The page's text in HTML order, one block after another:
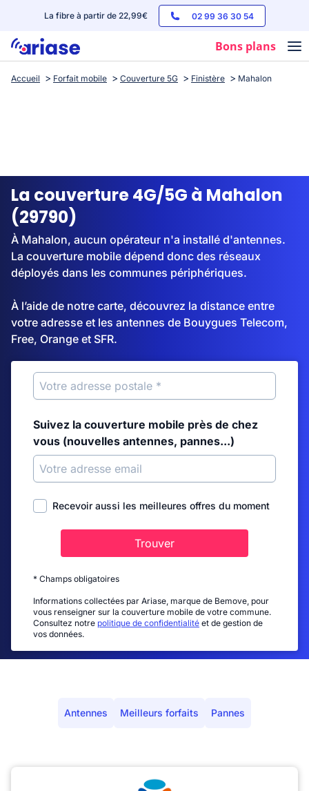
La fibre à partir de 22,99€ 02 99 36 30 54
Bons plans
Box internet
Streaming
Accueil Forfait mobile Couverture 5G Finistère Mahalon
La couverture 4G/5G à Mahalon
(29790)
À Mahalon, aucun opérateur n'a installé d'antennes.
La couverture mobile dépend donc des réseaux
déployés dans les communes périphériques.
À l’aide de notre carte, découvrez la distance entre
votre adresse et les antennes de Bouygues Telecom,
Free, Orange et SFR.
Suivez la couverture mobile près de chez
vous (nouvelles antennes, pannes...)
Recevoir aussi les meilleures offres du moment
Trouver
* Champs obligatoires
Informations collectées par Ariase, marque de Bemove, pour
vous renseigner sur la couverture mobile de votre commune.
Consultez notre politique de confidentialité et de gestion de
vos données.
Antennes Meilleurs forfaits Pannes